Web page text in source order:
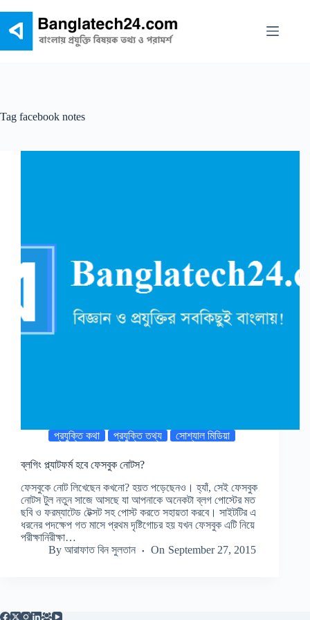
content
Tag facebook notes
প্রযুক্তি কথা প্রযুক্তি তথ্য সোশ্যাল মিডিয়া
ব্লগিং প্ল্যাটফর্ম হবে ফেসবুক নোটস?
ফেসবুকে নোট লিখেছেন কখনো? হয়ত পড়েছেনও। হ্যাঁ, সেই ফেসবুক
নোটস টুল নতুন সাজে আসছে যা আপনাকে অনেকটা ব্লগ পোস্টের মত
ছবি ও ফরম্যাটেড টেক্সট সহ পোস্ট করতে সহায়তা করবে। সাইটটির এ
ধরনের পদক্ষেপ গত মাসে প্রথম দৃষ্টিগোচর হয় যখন ফেসবুক এটি নিয়ে
পরীক্ষানিরীক্ষা…
By আরাফাত বিন সুলতান On September 27, 2015